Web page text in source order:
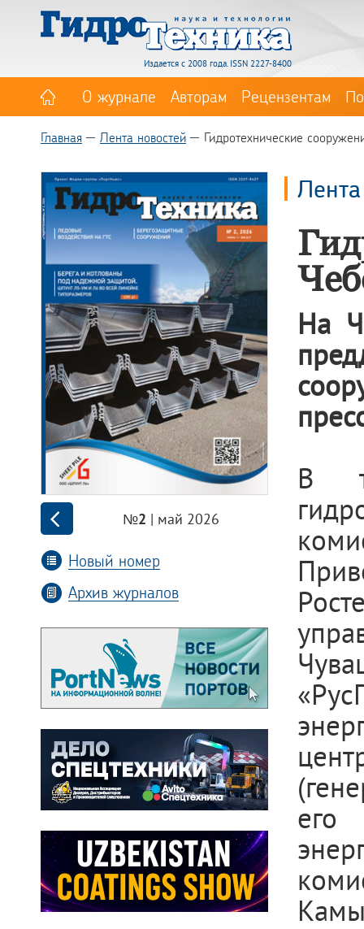
Издается с 2008 года. ISSN 2227-8400
О журнале Авторам Рецензентам
Главная Лента новостей Гидротехнические
№2 | май 2026
Новый номер
Архив журналов
На
В
его